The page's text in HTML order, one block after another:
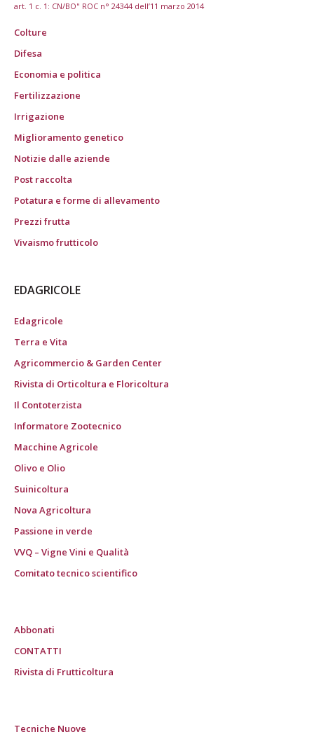
art. 1 c. 1: CN/BO" ROC n° 24344 dell’11 marzo 2014
Colture
Difesa
Economia e politica
Fertilizzazione
Irrigazione
Miglioramento genetico
Notizie dalle aziende
Post raccolta
Potatura e forme di allevamento
Prezzi frutta
Vivaismo frutticolo
EDAGRICOLE
Edagricole
Terra e Vita
Agricommercio & Garden Center
Rivista di Orticoltura e Floricoltura
Il Contoterzista
Informatore Zootecnico
Macchine Agricole
Olivo e Olio
Suinicoltura
Nova Agricoltura
Passione in verde
VVQ – Vigne Vini e Qualità
Comitato tecnico scientifico
Abbonati
CONTATTI
Rivista di Frutticoltura
Tecniche Nuove